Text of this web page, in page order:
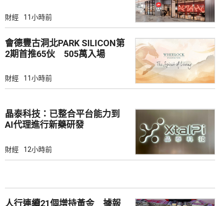
財經 11小時前
會德豐古洞北PARK SILICON第
2期首推65伙 505萬入場
財經 11小時前
晶泰科技：已整合平台能力到
AI代理進行新藥研發
財經 12小時前
人行連續21個增持黃金 據報